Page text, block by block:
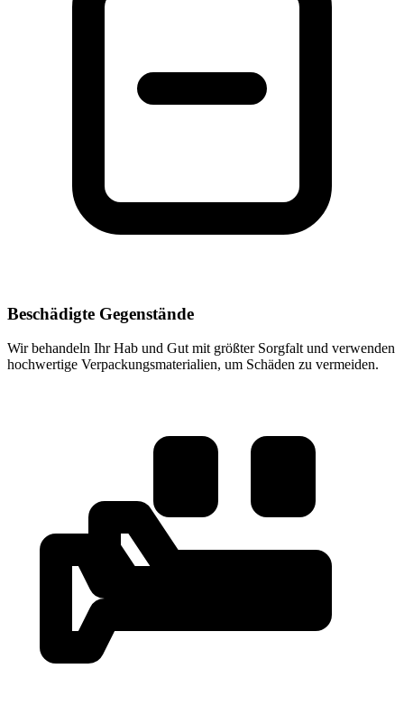
Beschädigte Gegenstände
Wir behandeln Ihr Hab und Gut mit größter Sorgfalt und verwenden
hochwertige Verpackungsmaterialien, um Schäden zu vermeiden.